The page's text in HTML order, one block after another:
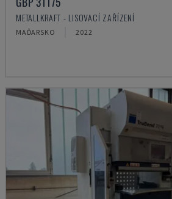
METALLKRAFT - LISOVACÍ ZAŘÍZENÍ
MAĎARSKO 2022